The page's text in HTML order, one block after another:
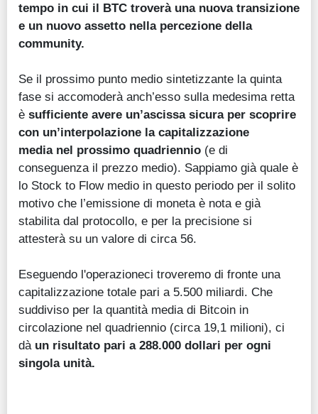
tempo in cui il BTC troverà una nuova transizione
e un nuovo assetto nella percezione della
community.
Se il prossimo punto medio sintetizzante la quinta
fase si accomoderà anch’esso sulla medesima retta
è sufficiente avere un’ascissa sicura per scoprire
con un’interpolazione la capitalizzazione
media nel prossimo quadriennio (e di
conseguenza il prezzo medio). Sappiamo già quale è
lo Stock to Flow medio in questo periodo per il solito
motivo che l’emissione di moneta è nota e già
stabilita dal protocollo, e per la precisione si
attesterà su un valore di circa 56.
Eseguendo l'operazioneci troveremo di fronte una
capitalizzazione totale pari a 5.500 miliardi. Che
suddiviso per la quantità media di Bitcoin in
circolazione nel quadriennio (circa 19,1 milioni), ci
dà un risultato pari a 288.000 dollari per ogni
singola unità.